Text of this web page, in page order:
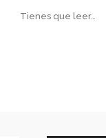
Tienes que leer…